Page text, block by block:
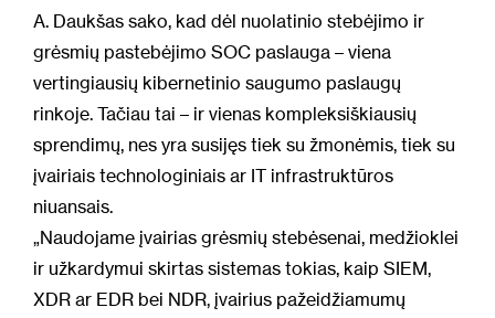
A. Daukšas sako, kad dėl nuolatinio stebėjimo ir
grėsmių pastebėjimo SOC paslauga – viena
vertingiausių kibernetinio saugumo paslaugų
rinkoje. Tačiau tai – ir vienas kompleksiškiausių
sprendimų, nes yra susijęs tiek su žmonėmis, tiek su
įvairiais technologiniais ar IT infrastruktūros
niuansais.
„Naudojame įvairias grėsmių stebėsenai, medžioklei
ir užkardymui skirtas sistemas tokias, kaip SIEM,
XDR ar EDR bei NDR, įvairius pažeidžiamumų